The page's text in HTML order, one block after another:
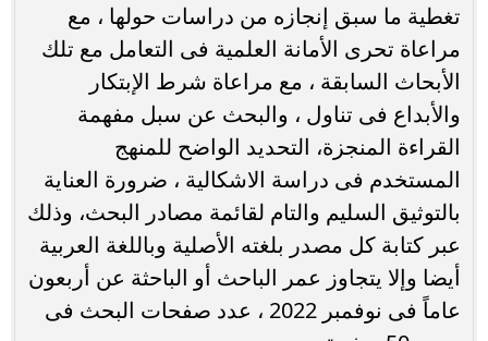
تغطية ما سبق إنجازه من دراسات حولها ، مع
مراعاة تحرى الأمانة العلمية فى التعامل مع تلك
الأبحاث السابقة ، مع مراعاة شرط الإبتكار
والأبداع فى تناول ، والبحث عن سبل مفهمة
القراءة المنجزة، التحديد الواضح للمنهج
المستخدم فى دراسة الاشكالية ، ضرورة العناية
بالتوثيق السليم والتام لقائمة مصادر البحث، وذلك
عبر كتابة كل مصدر بلغته الأصلية وباللغة العربية
أيضا وإلا يتجاوز عمر الباحث أو الباحثة عن أربعون
عاماً فى نوفمبر 2022 ، عدد صفحات البحث فى